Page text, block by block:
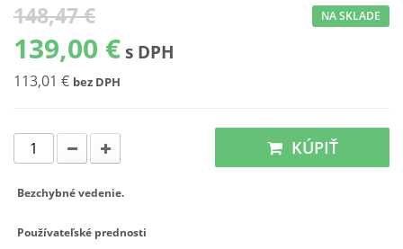
148,47 €
139,00 € s DPH
113,01 € bez DPH
NA SKLADE
KÚPIŤ
Bezchybné vedenie.
Používateľské prednosti